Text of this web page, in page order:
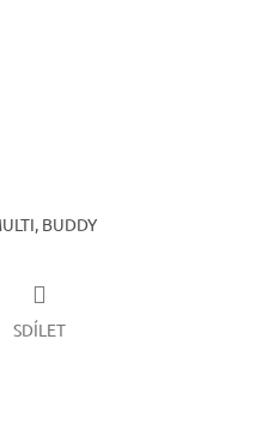
BUDDY
SDÍLET